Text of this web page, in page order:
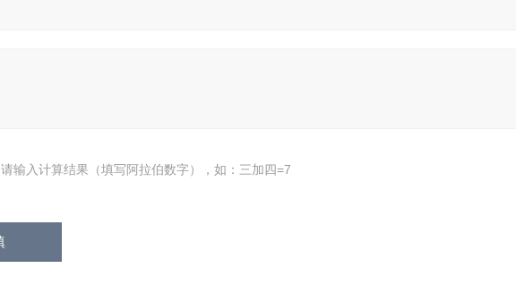
请输入计算结果（填写阿拉伯数字），如：三加四=7